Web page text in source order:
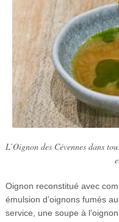
L’Oignon des Cévennes dans
Oignon reconstitué avec
émulsion d’oignons fumés
service, une soupe à